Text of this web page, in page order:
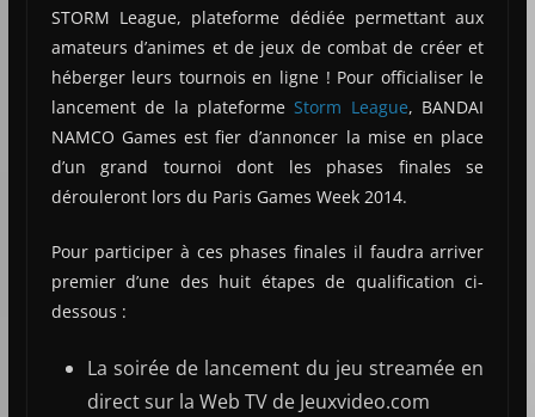
STORM League, plateforme dédiée permettant aux
amateurs d’animes et de jeux de combat de créer et
héberger leurs tournois en ligne ! Pour officialiser le
lancement de la plateformeStorm League, BANDAI
NAMCO Games est fier d’annoncer la mise en place
d’un grand tournoi dont les phases finales se
dérouleront lors du Paris Games Week 2014.
Pour participer à ces phases finales il faudra arriver
premier d’une des huit étapes de qualification ci-
dessous :
La soirée de lancement du jeu streamée en
direct sur la Web TV de Jeuxvideo.com